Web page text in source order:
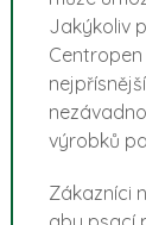
Jakýkoliv
výrobků
Zákazníci